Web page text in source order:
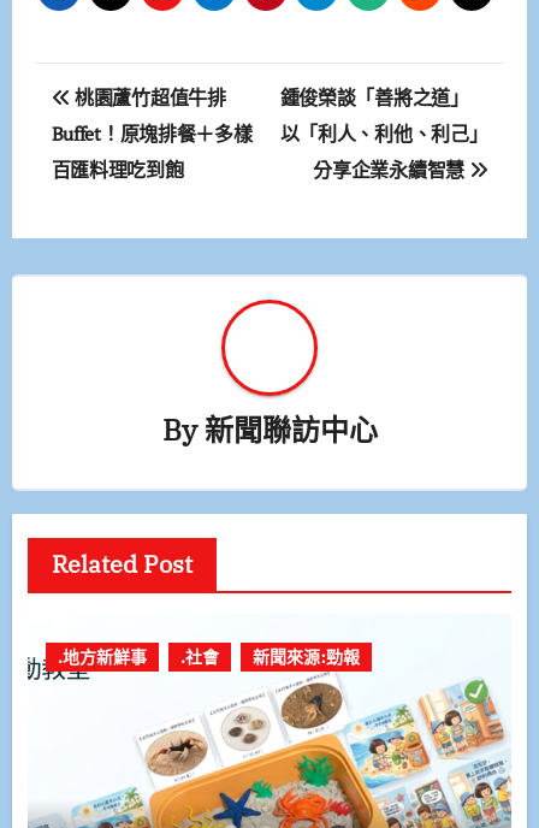
文
章
導
覽
桃園蘆竹超值牛排
Buffet！原塊排餐＋多樣
百匯料理吃到飽
鍾俊榮談「善將之道」
以「利人、利他、利己」
分享企業永續智慧
By新聞聯訪中心
Related Post
.地方新鮮事 .社會 新聞來源:勁報